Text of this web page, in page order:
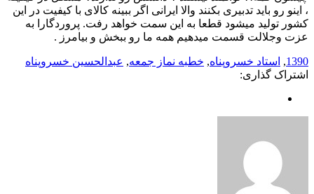
، اینو رو باید تدبیری بکنند والا ایرانی اگر ببینه کالای با کیفیت در این
کشور تولید میشود قطعا به این سمت خواهد رفت. پروردگارا به
عزت وجلالت قسمت میدهیم همه ما رو ببخش و بیامرز .
1390
, استاد خسروپناه, خطبه نماز جمعه, عبدالحسین خسروپناه
اشتراک گذاری: